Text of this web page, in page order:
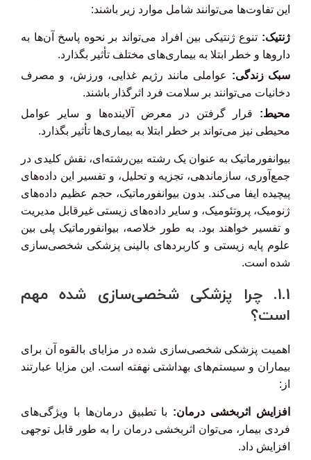
این تفاوت‌ها می‌توانند شامل موارد زیر باشند:
ژنتیک: تنوع ژنتیکی بین افراد می‌تواند بر نحوه پاسخ آن‌ها به
داروها و خطر ابتلا به بیماری‌های مختلف تأثیر بگذارد.
سبک زندگی: عواملی مانند رژیم غذایی، ورزش، و مصرف
دخانیات می‌توانند بر سلامت فرد اثرگذار باشند.
محیط: قرار گرفتن در معرض آلاینده‌ها و سایر عوامل
محیطی نیز می‌تواند بر خطر ابتلا به بیماری‌ها تأثیر بگذارد.
بیوانفورماتیک به عنوان یک رشته بین‌رشته‌ای، نقش کلیدی در
جمع‌آوری، سازماندهی، تجزیه و تحلیل، و تفسیر این داده‌های
پیچیده ایفا می‌کند. بدون بیوانفورماتیک، حجم عظیم داده‌های
ژنومیک، پروتئومیک، و سایر داده‌های زیستی غیرقابل مدیریت
و تفسیر خواهند بود. به طور خلاصه، بیوانفورماتیک پلی بین
علوم پایه زیستی و کاربردهای بالینی پزشکی شخصی‌سازی
شده است.
1.1. چرا پزشکی شخصی‌سازی شده مهم
است؟
اهمیت پزشکی شخصی‌سازی شده در مزایای بالقوه آن برای
بیماران و سیستم‌های بهداشتی نهفته است. این مزایا عبارتند
از:
افزایش اثربخشی درمان: با تطبیق درمان‌ها با ویژگی‌های
فردی بیمار، می‌توان اثربخشی درمان را به طور قابل توجهی
افزایش داد.